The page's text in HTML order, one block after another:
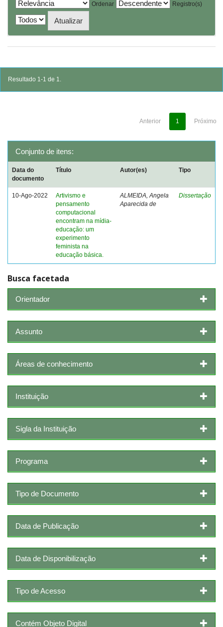
Ordenar
Registro(s)
Resultado 1-1 de 1.
Anterior 1 Próximo
Conjunto de itens:
Data do
documento
Título Autor(es) Tipo
10-Ago-2022
Artivismo e
pensamento
computacional
encontram na mídia-
educação: um
experimento
feminista na
educação básica.
ALMEIDA, Angela
Aparecida de
Dissertação
Busca facetada
Orientador
Assunto
Áreas de conhecimento
Instituição
Sigla da Instituição
Programa
Tipo de Documento
Data de Publicação
Data de Disponibilização
Tipo de Acesso
Contém Objeto Digital